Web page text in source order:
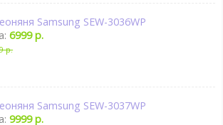
Samsung SEW-3036WP
6999 р.
р.
Samsung SEW-3037WP
9999 р.